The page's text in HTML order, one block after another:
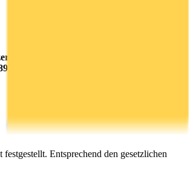
und des
315a HGB
Entsprechend den gesetzlichen